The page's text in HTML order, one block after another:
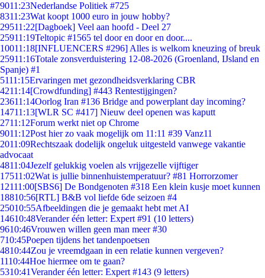
9011:23Nederlandse Politiek #725
8311:23Wat koopt 1000 euro in jouw hobby?
29511:22[Dagboek] Veel aan hoofd - Deel 27
25911:19Teltopic #1565 tel door en door en door....
10011:18[INFLUENCERS #296] Alles is welkom kneuzing of breuk
25911:16Totale zonsverduistering 12-08-2026 (Groenland, IJsland en
Spanje) #1
5111:15Ervaringen met gezondheidsverklaring CBR
4211:14[Crowdfunding] #443 Rentestijgingen?
23611:14Oorlog Iran #136 Bridge and powerplant day incoming?
14711:13[WLR SC #417] Nieuw deel openen was kaputt
2711:12Forum werkt niet op Chrome
9011:12Post hier zo vaak mogelijk om 11:11 #39 Vanz11
2011:09Rechtszaak dodelijk ongeluk uitgesteld vanwege vakantie
advocaat
4811:04Jezelf gelukkig voelen als vrijgezelle vijftiger
17511:02Wat is jullie binnenhuistemperatuur? #81 Horrorzomer
12111:00[SBS6] De Bondgenoten #318 Een klein kusje moet kunnen
18810:56[RTL] B&B vol liefde 6de seizoen #4
25010:55Afbeeldingen die je gemaakt hebt met AI
14610:48Verander één letter: Expert #91 (10 letters)
9610:46Vrouwen willen geen man meer #30
710:45Poepen tijdens het tandenpoetsen
4810:44Zou je vreemdgaan in een relatie kunnen vergeven?
1110:44Hoe hiermee om te gaan?
5310:41Verander één letter: Expert #143 (9 letters)